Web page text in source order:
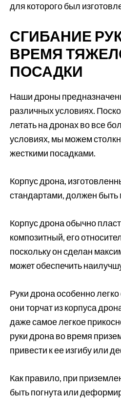
для которого был
СГИБАНИЕ
ВРЕМЯ
ПОСАДКИ
Наши дроны
различных условиях.
летать на дронах во все
условиях, мы можем
жесткими посадками.
Корпус дрона,
стандартами, должен
Корпус дрона обычно
композитный, его
поскольку он сделан
может обеспечить
Руки дрона особенно
они торчат из корпуса
даже самое легкое
руки дрона во время
привести к ее изгибу или
Как правило, при
быть погнута или